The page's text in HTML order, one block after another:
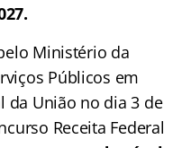
Ministério da
Públicos em
da União no dia 3 de
Receita Federal